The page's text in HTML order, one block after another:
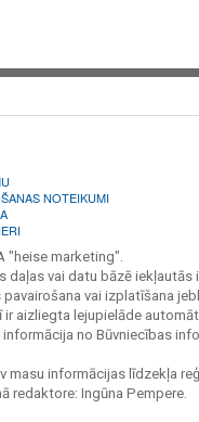
NOTEIKUMI
"heise marketing".
daļas vai datu bāzē iekļautās
vai izplatīšana
ir aizliegta lejupielāde
no Būvniecības
masu informācijas līdzekļa
redaktore: Ingūna Pempere.